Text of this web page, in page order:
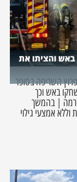
באש והציתו את
השריפה בסופר
באש וכך
| בהמשך
אמצעי גילוי